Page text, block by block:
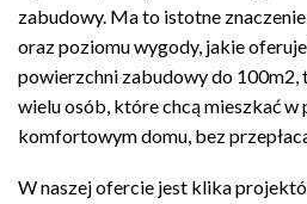
zabudowy. Ma to istotne
oraz poziomu wygody, jakie
powierzchni zabudowy do 100m2,
wielu osób, które chcą mieszkać w
komfortowym domu, bez
W naszej ofercie jest klika